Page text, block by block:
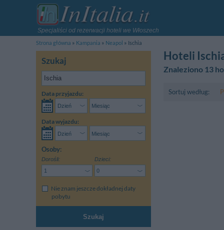
Specjaliści od rezerwacji hoteli we Włoszech
Strona główna
Kampania Neapol Ischia
Szukaj
Data przyjazdu:
Data wyjazdu:
Osoby:
Dorośli: Dzieci:
Nie znam jeszcze dokładnej daty
pobytu
Szukaj
Hoteli
Znaleziono 13
Sortuj według: